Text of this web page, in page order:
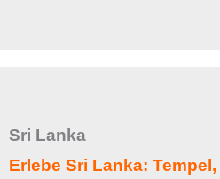
Sri Lanka
Erlebe Sri Lanka: Tempel,